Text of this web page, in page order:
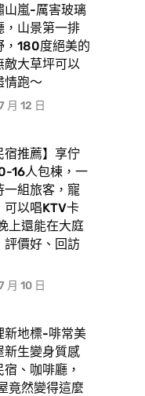
山嵐-厲害玻璃
，山景第一排
，180度絕美的
敵大草坪可以
情跑〜
月 12 日
宿推薦】享佇
16人包棟，一
一組旅客，寵
可以唱KTV卡
上還能在大庭
評價好、回訪
月 10 日
新地標-啡常美
新生變身質感
、咖啡廳，
竟然變得這麼